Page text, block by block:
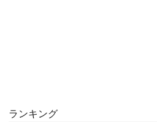
ランキング